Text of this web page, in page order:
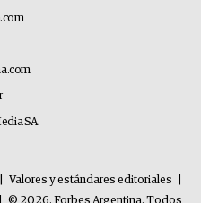
SA.
Valores y estándares editoriales
© 2026. Forbes Argentina. Todos